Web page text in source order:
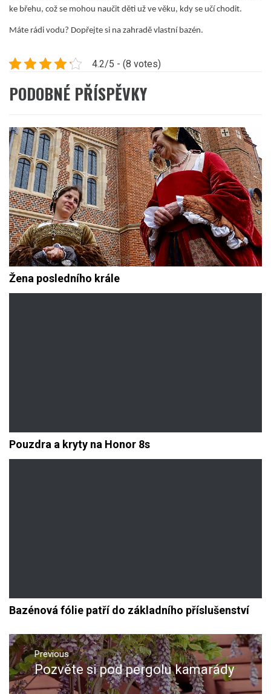
ke břehu, což se mohou naučit děti už ve věku, kdy se učí chodit.
Máte rádi vodu? Dopřejte si na zahradě vlastní bazén.
4.2/5 - (8 votes)
PODOBNÉ PŘÍSPĚVKY
Žena posledního krále
Pouzdra a kryty na Honor 8s
Bazénová fólie patří do základního příslušenství
Navigace
pro
příspěvek
Previous
Previous
post:
Pozvěte si pod pergolu kamarády